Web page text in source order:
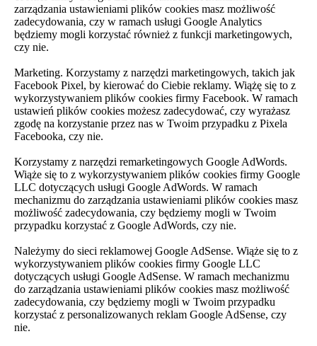
zarządzania ustawieniami plików cookies masz możliwość
zadecydowania, czy w ramach usługi Google Analytics
będziemy mogli korzystać również z funkcji marketingowych,
czy nie.
Marketing. Korzystamy z narzędzi marketingowych, takich jak
Facebook Pixel, by kierować do Ciebie reklamy. Wiążę się to z
wykorzystywaniem plików cookies firmy Facebook. W ramach
ustawień plików cookies możesz zadecydować, czy wyrażasz
zgodę na korzystanie przez nas w Twoim przypadku z Pixela
Facebooka, czy nie.
Korzystamy z narzędzi remarketingowych Google AdWords.
Wiąże się to z wykorzystywaniem plików cookies firmy Google
LLC dotyczących usługi Google AdWords. W ramach
mechanizmu do zarządzania ustawieniami plików cookies masz
możliwość zadecydowania, czy będziemy mogli w Twoim
przypadku korzystać z Google AdWords, czy nie.
Należymy do sieci reklamowej Google AdSense. Wiąże się to z
wykorzystywaniem plików cookies firmy Google LLC
dotyczących usługi Google AdSense. W ramach mechanizmu
do zarządzania ustawieniami plików cookies masz możliwość
zadecydowania, czy będziemy mogli w Twoim przypadku
korzystać z personalizowanych reklam Google AdSense, czy
nie.